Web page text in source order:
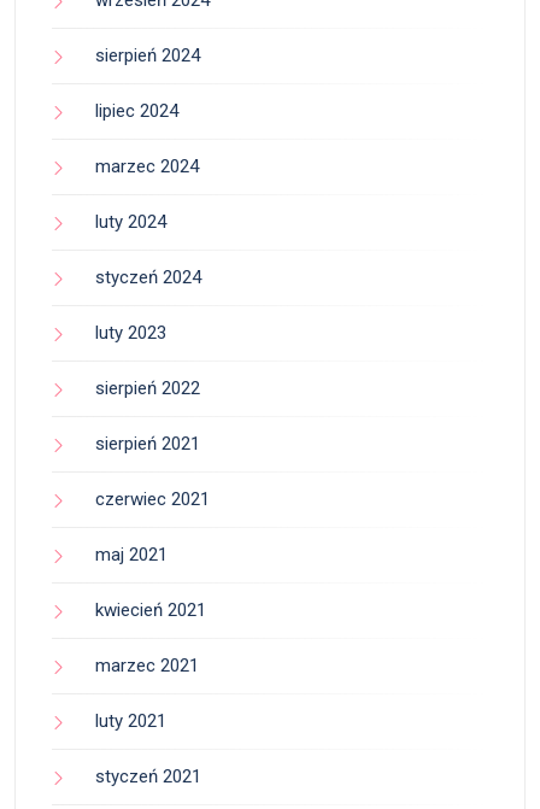
sierpień 2024
lipiec 2024
marzec 2024
luty 2024
styczeń 2024
luty 2023
sierpień 2022
sierpień 2021
czerwiec 2021
maj 2021
kwiecień 2021
marzec 2021
luty 2021
styczeń 2021